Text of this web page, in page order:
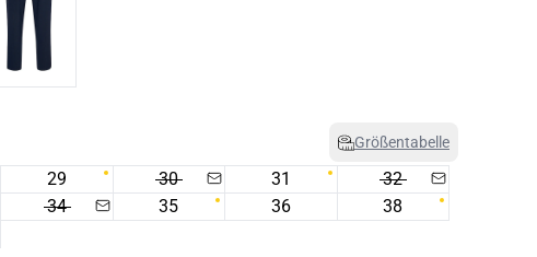
Größentabelle
29 30 31
32
34 35 36
38